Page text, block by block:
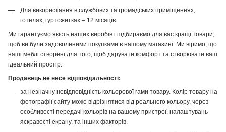
Для використання в службових та громадських приміщеннях,
готелях, гуртожитках – 12 місяців.
Ми гарантуємо якість наших виробів і підбираємо для вас кращі товари,
щоб ви були задоволеними покупками в нашому магазині. Ми віримо, що
наші меблі створені для того, щоб дарувати комфорт та створювати ваш
ідеальний простір.
Продавець не несе відповідальності:
за незначну невідповідність кольорової гами товару. Колір товару на
фотографії сайту може відрізнятися від реального кольору, через
особливості передачі кольорів на вашому пристрої, налаштувань
яскравості екрану, та інших факторів.